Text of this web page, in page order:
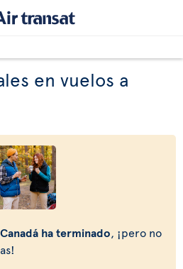
en vuelos a
ha terminado, ¡pero no